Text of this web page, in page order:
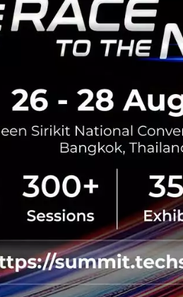
แบงก์กรุงเทพผนึกกสิกรไทย ติดตั้งอีดี
เครื่องทั่วประเทศ สนับสนุนโครงสร้างพื้
ธนาคารกรุงเทพและกสิกรไทย 2 ผู้นำธุรกิจเ
ส่วนแบ่งตลาดรวม 70% ภายใต้ความร่วมมือ
ร่วมโครงการอีเพเม้นต์” ได้รับการคัดเลือกจาก
คลังให้ติดตั้งเครื่...
Techsauce Team
PR News EDC Grow payment
Fox จัดหนัก! ฟ้องธนาคารกรุงเทพ
ไม่จ่ายแบงก์การันตี กรณี Grammy
รายการ
ฟ็อกซ์ เน็ตเวิร์ค กรุ๊ป เอเชีย (“ฟ็อกซ์”) ประก